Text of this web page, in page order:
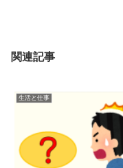
関連記事
生活と仕事